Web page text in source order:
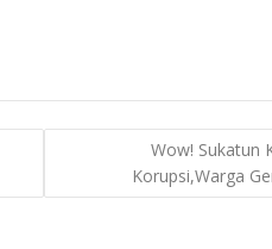
Wow! Sukatun
Korupsi,Warga